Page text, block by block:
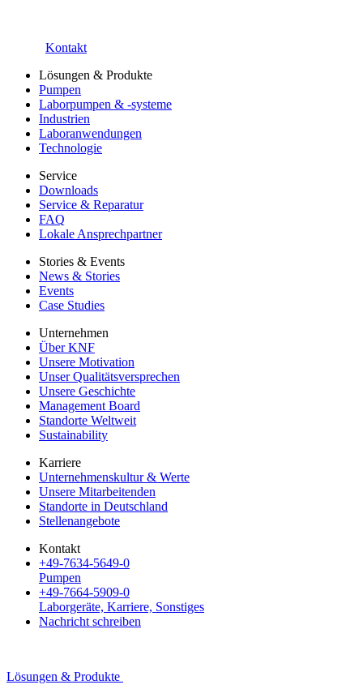
Kontakt
Lösungen & Produkte
Pumpen
Laborpumpen & -systeme
Industrien
Laboranwendungen
Technologie
Service
Downloads
Service & Reparatur
FAQ
Lokale Ansprechpartner
Stories & Events
News & Stories
Events
Case Studies
Unternehmen
Über KNF
Unsere Motivation
Unser Qualitätsversprechen
Unsere Geschichte
Management Board
Standorte Weltweit
Sustainability
Karriere
Unternehmenskultur & Werte
Unsere Mitarbeitenden
Standorte in Deutschland
Stellenangebote
Kontakt
+49-7634-5649-0
Pumpen
+49-7664-5909-0
Laborgeräte, Karriere, Sonstiges
Nachricht schreiben
Lösungen & Produkte